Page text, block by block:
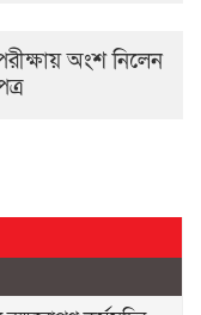
অংশ নিলেন